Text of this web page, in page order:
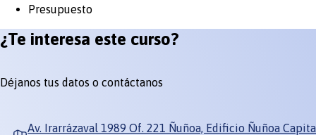
Presupuesto
¿Te interesa este curso?
Déjanos tus datos o contáctanos
Av. Irarrázaval 1989 Of. 221 Ñuñoa, Edificio Ñuñoa